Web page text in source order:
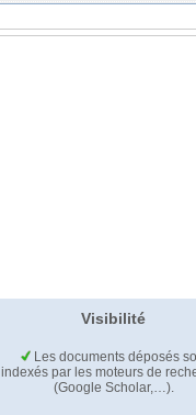
Visibilité
Les documents déposés
indexés par les moteurs de
(Google Scholar,…).